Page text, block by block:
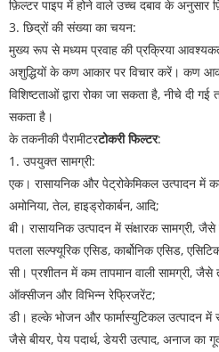
फ़िल्टर पाइप में होने वाले उच्च दबाव के अनुसार
3. छिद्रों की संख्या का चयन:
मुख्य रूप से मध्यम प्रवाह की प्रक्रिया
अशुद्धियों के कण आकार पर विचार करें। कण
विशिष्टताओं द्वारा रोका जा सकता है, नीचे दी गई
सकता है।
के तकनीकी पैरामीटरटोकरी फिल्टर:
1. उपयुक्त सामग्री:
एक। रासायनिक और पेट्रोकेमिकल उत्पादन में
अमोनिया, तेल, हाइड्रोकार्बन, आदि;
बी। रासायनिक उत्पादन में संक्षारक सामग्री,
पतला सल्फ्यूरिक एसिड, कार्बोनिक एसिड,
सी। प्रशीतन में कम तापमान वाली सामग्री,
ऑक्सीजन और विभिन्न रेफ्रिजरेंट;
डी। हल्के भोजन और फार्मास्युटिकल उत्पादन में
जैसे बीयर, पेय पदार्थ, डेयरी उत्पाद, अनाज का